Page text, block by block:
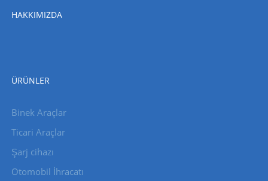
HAKKIMIZDA
ÜRÜNLER
Binek Araçlar
Ticari Araçlar
Şarj cihazı
Otomobil İhracatı